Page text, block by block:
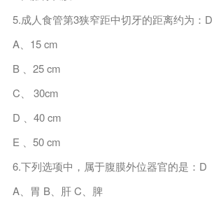
5.成人食管第3狭窄距中切牙的距离约为：D
A、15 cm
B 、25 cm
C、 30cm
D 、40 cm
E 、50 cm
6.下列选项中，属于腹膜外位器官的是：D
A、胃 B、肝 C、脾